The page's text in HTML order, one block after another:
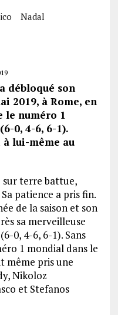
Nadal
débloqué son
2019, à Rome, en
le numéro 1
0, 4-6, 6-1).
à lui-même au
sur terre battue,
patience a pris fin.
de la saison et son
sa merveilleuse
0, 4-6, 6-1). Sans
1 mondial dans le
même pris une
Nikoloz
et Stefanos